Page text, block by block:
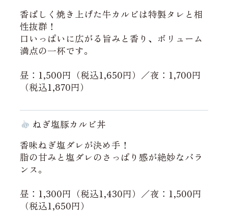
香ばしく焼き上げた牛カルビは特製タレと相
性抜群！
口いっぱいに広がる旨みと香り、ボリューム
満点の一杯です。
昼：1,500円（税込1,650円）／夜：1,700円
（税込1,870円）
ねぎ塩豚カルビ丼
香味ねぎ塩ダレが決め手！
脂の甘みと塩ダレのさっぱり感が絶妙なバラ
ンス。
昼：1,300円（税込1,430円）／夜：1,500円
（税込1,650円）